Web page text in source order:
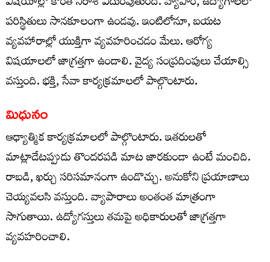
పరిస్థితులు సానకూలంగా ఉండవు. ఇంటిలోనూ, బయట
వ్యవహారాల్లో యుక్తిగా వ్యవహరించడం మేలు. ఆరోగ్య
విషయాలలో జాగ్రత్తగా ఉండాలి. వైద్య సంప్రదింపులు చేయాల్సి
వస్తుంది. భక్తి, సేవా కార్యక్రమాలలో పాల్గొంటారు.
మిధునం
ఆధ్యాత్మిక కార్యక్రమాలలో పాల్గొంటారు. ఇతరులతో
మాట్లాడేటప్పుడు తొందరపడి మాట జారకుండా ఉంటే మంచిది.
రాబడి, ఖర్చు సరిసమానంగా ఉండొచ్చు. అనుకోని ప్రయాణాలు
చెయ్యవలసి వస్తుంది. వ్యాపారాలు అంతంత మాత్రంగా
సాగుతాయి. ఉద్యోగస్తులు తమపై అధికారులతో జాగ్రత్తగా
వ్యవహరించాలి.